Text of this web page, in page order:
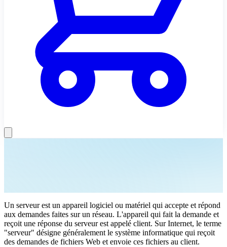
Un serveur est un appareil logiciel ou matériel qui accepte et répond
aux demandes faites sur un réseau. L'appareil qui fait la demande et
reçoit une réponse du serveur est appelé client. Sur Internet, le terme
"serveur" désigne généralement le système informatique qui reçoit
des demandes de fichiers Web et envoie ces fichiers au client.